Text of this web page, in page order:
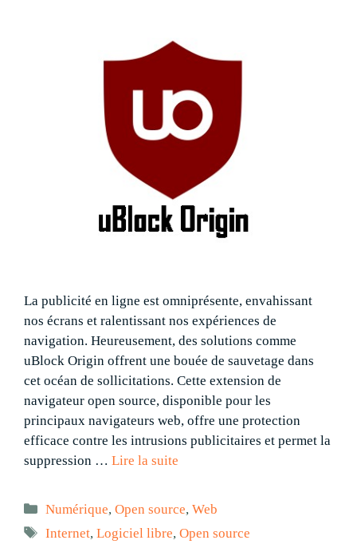
La publicité en ligne est omniprésente, envahissant
nos écrans et ralentissant nos expériences de
navigation. Heureusement, des solutions comme
uBlock Origin offrent une bouée de sauvetage dans
cet océan de sollicitations. Cette extension de
navigateur open source, disponible pour les
principaux navigateurs web, offre une protection
efficace contre les intrusions publicitaires et permet la
suppression … Lire la suite
Catégories
Numérique,Open source,Web
Étiquettes
Internet,Logiciel libre,Open source